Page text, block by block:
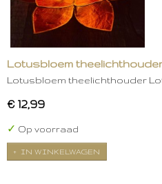
Lotusbloem
Lotusbloem theelichthouder
€ 12,99
✓ Op voorraad
IN WINKELWAGEN